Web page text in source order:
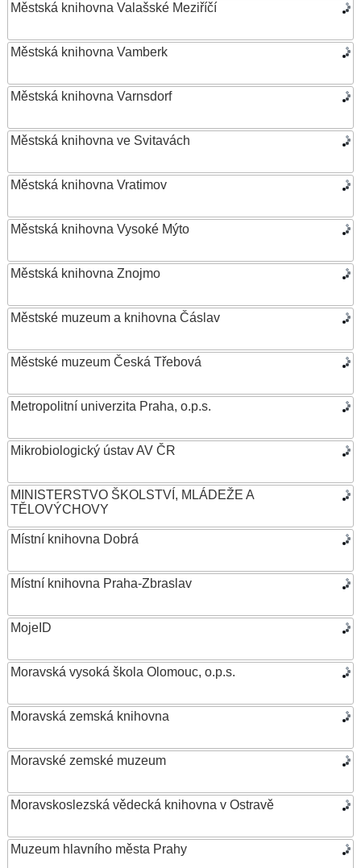
Městská knihovna Valašské Meziříčí
Městská knihovna Vamberk
Městská knihovna Varnsdorf
Městská knihovna ve Svitavách
Městská knihovna Vratimov
Městská knihovna Vysoké Mýto
Městská knihovna Znojmo
Městské muzeum a knihovna Čáslav
Městské muzeum Česká Třebová
Metropolitní univerzita Praha, o.p.s.
Mikrobiologický ústav AV ČR
MINISTERSTVO ŠKOLSTVÍ, MLÁDEŽE A
TĚLOVÝCHOVY
Místní knihovna Dobrá
Místní knihovna Praha-Zbraslav
MojeID
Moravská vysoká škola Olomouc, o.p.s.
Moravská zemská knihovna
Moravské zemské muzeum
Moravskoslezská vědecká knihovna v Ostravě
Muzeum hlavního města Prahy